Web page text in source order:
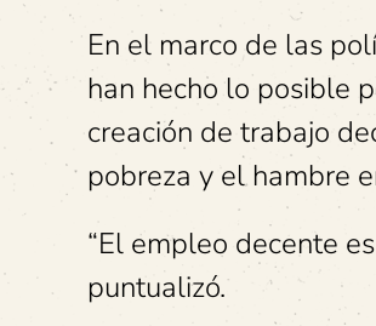
En el marco de las
han hecho lo posible
creación de trabajo
pobreza y el hambre
“El empleo decente
puntualizó.